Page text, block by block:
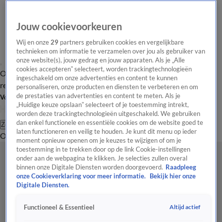
Overzicht Laatste nieuws Regionieuws Het beste van Hart
Tip de
redactie
Volg Hart van Nederland
Zoeken
OverzichtRegioUitzendingenWeerTip de redactiePanelVideo's
Jouw cookievoorkeuren
Wij en onze29 partners gebruiken cookies en vergelijkbare
technieken om informatie te verzamelen over jou als gebruiker van
onze website(s), jouw gedrag en jouw apparaten. Als je „Alle
cookies accepteren” selecteert, worden trackingtechnologieën
ingeschakeld om onze advertenties en content te kunnen
personaliseren, onze producten en diensten te verbeteren en om
de prestaties van advertenties en content te meten. Als je
„Huidige keuze opslaan” selecteert of je toestemming intrekt,
worden deze trackingtechnologieën uitgeschakeld. We gebruiken
dan enkel functionele en essentiële cookies om de website goed te
laten functioneren en veilig te houden. Je kunt dit menu op ieder
moment opnieuw openen om je keuzes te wijzigen of om je
toestemming in te trekken door op de link Cookie-instellingen
onder aan de webpagina te klikken. Je selecties zullen overal
binnen onze Digitale Diensten worden doorgevoerd. Raadpleeg
onze Cookieverklaring voor meer informatie.
Bekijk hier onze
Digitale Diensten.
Functioneel & Essentieel Altijd actief